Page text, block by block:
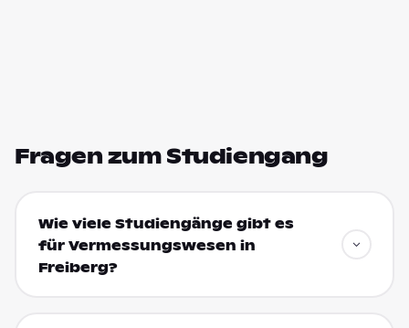
Fragen zum Studiengang
Wie viele Studiengänge gibt es
für Vermessungswesen in
Freiberg?